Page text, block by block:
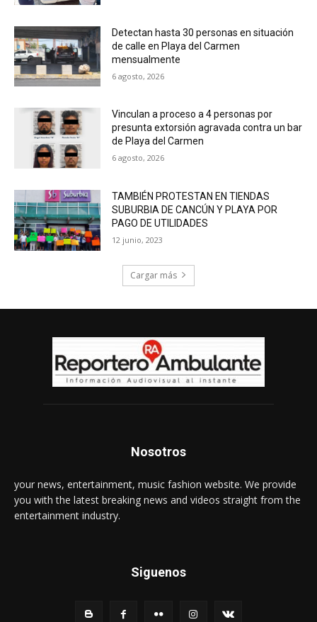
Detectan hasta 30 personas en situación
de calle en Playa del Carmen
mensualmente
6 agosto, 2026
Vinculan a proceso a 4 personas por
presunta extorsión agravada contra un bar
de Playa del Carmen
6 agosto, 2026
TAMBIÉN PROTESTAN EN TIENDAS
SUBURBIA DE CANCÚN Y PLAYA POR
PAGO DE UTILIDADES
12 junio, 2023
Cargar más
Nosotros
your news, entertainment, music fashion website. We provide
you with the latest breaking news and videos straight from the
entertainment industry.
Siguenos